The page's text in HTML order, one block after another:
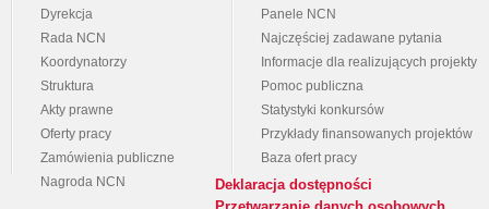
Dyrekcja
Rada NCN
Koordynatorzy
Struktura
Akty prawne
Oferty pracy
Zamówienia publiczne
Nagroda NCN
Panele NCN
Najczęściej zadawane pytania
Informacje dla realizujących projekty
Pomoc publiczna
Statystyki konkursów
Przykłady finansowanych projektów
Baza ofert pracy
Deklaracja dostępności